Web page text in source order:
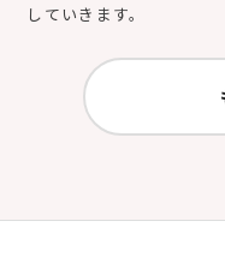
していきます。